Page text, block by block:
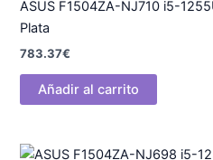
ASUS F1504ZA-NJ710 i5-
Plata
783.37€
Añadir al carrito